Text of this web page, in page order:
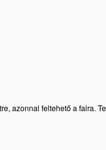
azonnal feltehető a falra.